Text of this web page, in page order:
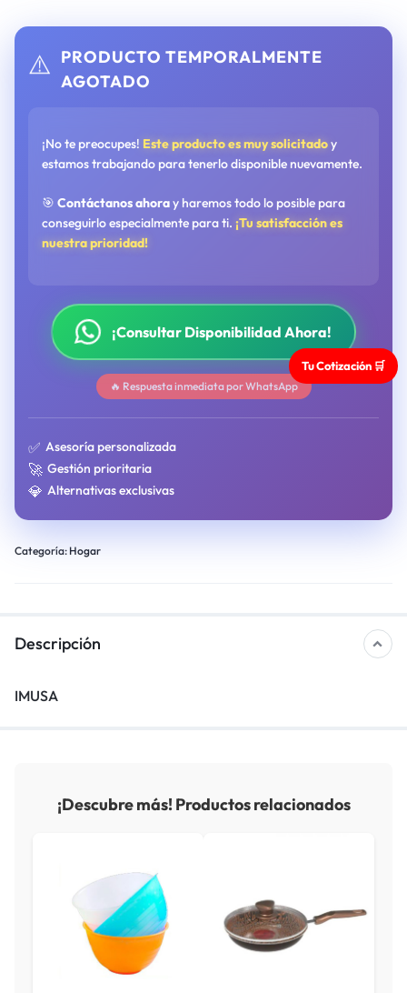
⚠️ PRODUCTO TEMPORALMENTE
AGOTADO
¡No te preocupes! Este producto es muy solicitadoy
estamos trabajando para tenerlo disponible nuevamente.
🎯 Contáctanos ahoray haremos todo lo posible para
conseguirlo especialmente para ti. ¡Tu satisfacción es
nuestra prioridad!
¡Consultar Disponibilidad Ahora!
🔥 Respuesta inmediata por WhatsApp
✅ Asesoría personalizada
🚀 Gestión prioritaria
💎 Alternativas exclusivas
Categoría: Hogar
Descripción
IMUSA
¡Descubre más! Productos relacionados
Tu Cotización 🛒